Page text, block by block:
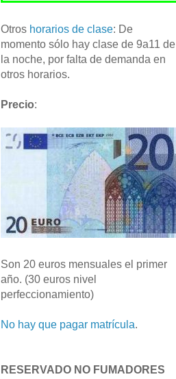
Otros horarios de clase: De
momento sólo hay clase de 9a11 de
la noche, por falta de demanda en
otros horarios.
Precio:
Son 20 euros mensuales el primer
año. (30 euros nivel
perfeccionamiento)
No hay que pagar matrícula.
RESERVADO NO FUMADORES